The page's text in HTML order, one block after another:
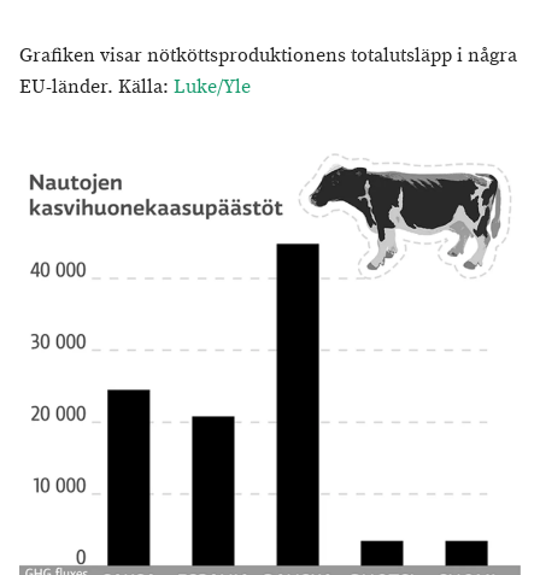
Grafiken visar nötköttsproduktionens totalutsläpp i några
EU-länder. Källa: Luke/Yle